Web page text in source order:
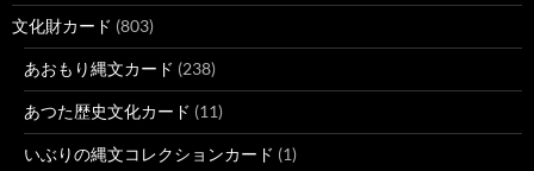
文化財カード (803)
あおもり縄文カード (238)
あつた歴史文化カード (11)
いぶりの縄文コレクションカード (1)